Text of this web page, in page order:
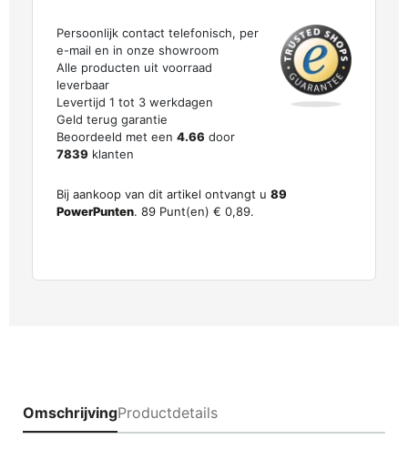
Persoonlijk contact telefonisch, per
e-mail en in onze showroom
Alle producten uit voorraad
leverbaar
Levertijd 1 tot 3 werkdagen
Geld terug garantie
Beoordeeld met een 4.66 door
7839 klanten
Bij aankoop van dit artikel ontvangt u 89
PowerPunten. 89 Punt(en) € 0,89.
OmschrijvingProductdetails